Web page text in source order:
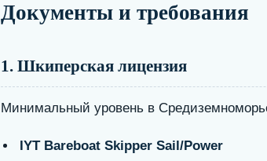
Документы и требования
1. Шкиперская лицензия
Минимальный уровень в
IYT Bareboat Skipper Sail/Power